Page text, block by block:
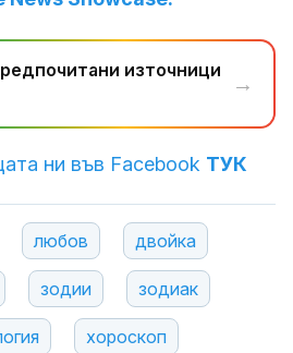
източници
→
ни във Facebook ТУК
любов двойка
зодии зодиак
хороскоп